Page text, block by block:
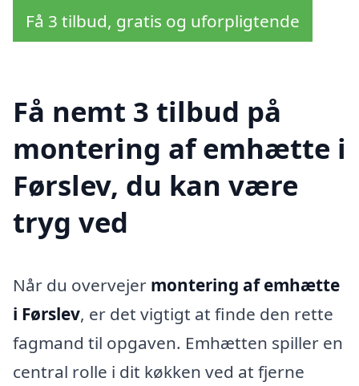
Få 3 tilbud, gratis og uforpligtende
Få nemt 3 tilbud på
montering af emhætte i
Førslev, du kan være
tryg ved
Når du overvejer montering af emhætte
i Førslev, er det vigtigt at finde den rette
fagmand til opgaven. Emhætten spiller en
central rolle i dit køkken ved at fjerne